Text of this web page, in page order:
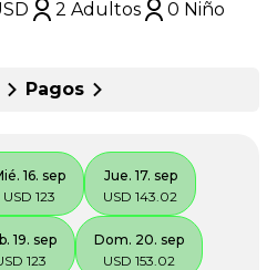
2 Adultos
0 Niño
Pagos
16. sep
USD 123
Jue. 17. sep
USD 143.02
19. sep
123
Dom. 20. sep
USD 153.02